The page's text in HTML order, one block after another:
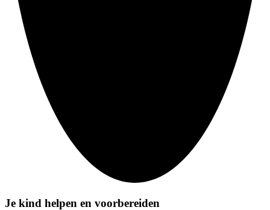
Je kind helpen en voorbereiden